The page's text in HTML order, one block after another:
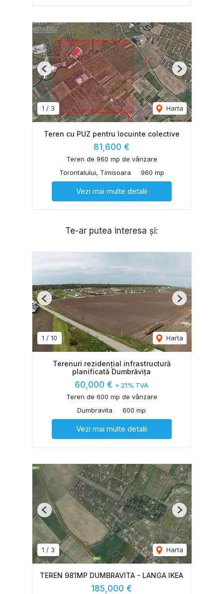
1 / 3 Harta
Previous Next
Teren cu PUZ pentru locuinte colective
81,600 €
Teren de 960 mp de vânzare
Torontalului, Timisoara
960 mp
Vezi mai multe detalii
Te-ar putea interesa și:
1 / 10 Harta
Previous Next
Terenuri rezidențial infrastructură
planificată Dumbrăvița
60,000 € + 21% TVA
Teren de 600 mp de vânzare
Dumbravita
600 mp
Vezi mai multe detalii
1 / 3 Harta
Previous Next
TEREN 981MP DUMBRAVITA - LANGA IKEA
185,000 €